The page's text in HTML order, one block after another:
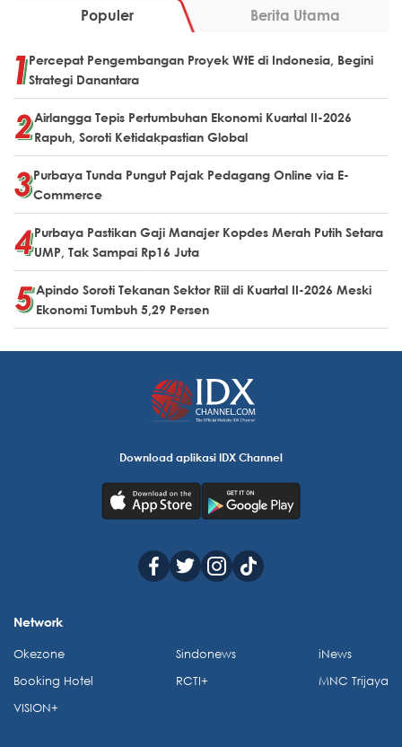
Populer Berita Utama
Percepat Pengembangan Proyek WtE di Indonesia, Begini
Strategi Danantara
Airlangga Tepis Pertumbuhan Ekonomi Kuartal II-2026
Rapuh, Soroti Ketidakpastian Global
Purbaya Tunda Pungut Pajak Pedagang Online via E-
Commerce
Purbaya Pastikan Gaji Manajer Kopdes Merah Putih Setara
UMP, Tak Sampai Rp16 Juta
Apindo Soroti Tekanan Sektor Riil di Kuartal II-2026 Meski
Ekonomi Tumbuh 5,29 Persen
Download aplikasi IDX Channel
Network
Okezone
Booking Hotel
VISION+
Sindonews
RCTI+
iNews
MNC Trijaya